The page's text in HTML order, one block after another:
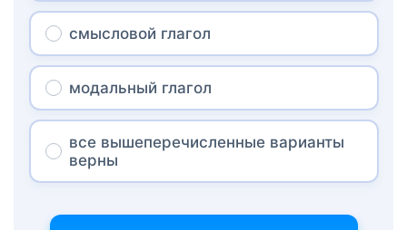
смысловой глагол
модальный глагол
все вышеперечисленные варианты
верны